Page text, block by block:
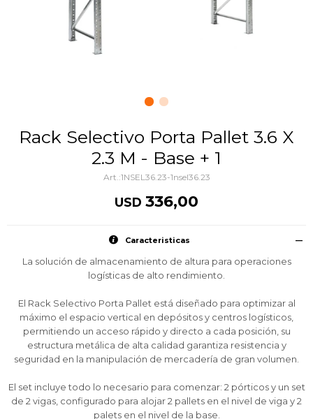
Rack Selectivo Porta Pallet 3.6 X
2.3 M - Base + 1
1NSEL36.23-1nsel36.23
USD 336,00
Caracteristicas
La solución de almacenamiento de altura para operaciones
logísticas de alto rendimiento.
El Rack Selectivo Porta Pallet está diseñado para optimizar al
máximo el espacio vertical en depósitos y centros logísticos,
permitiendo un acceso rápido y directo a cada posición, su
estructura metálica de alta calidad garantiza resistencia y
seguridad en la manipulación de mercadería de gran volumen.
El set incluye todo lo necesario para comenzar: 2 pórticos y un set
de 2 vigas, configurado para alojar 2 pallets en el nivel de viga y 2
palets en el nivel de la base.